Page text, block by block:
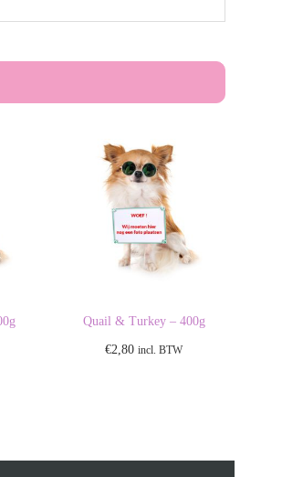
Quail & Turkey – 400g
€2,80 incl. BTW